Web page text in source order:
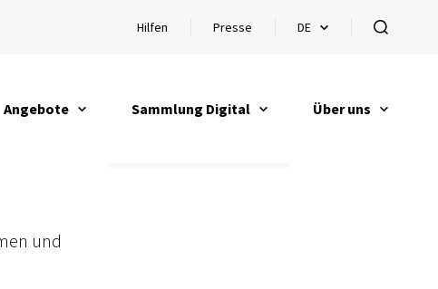
Hilfen
Hilfen öffnen Presse Sprachauswahl öffnen
DE öffnen
Angebote
öffnen
Sammlung Digital
öffnen
Über uns
öffnen
und